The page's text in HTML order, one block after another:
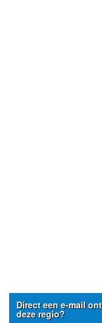
Direct een e-mail
deze regio?